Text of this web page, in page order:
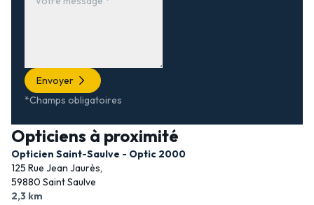
Envoyer
*Champs obligatoires
Opticiens à proximité
Opticien Saint-Saulve - Optic 2000
125 Rue Jean Jaurès,
59880 Saint Saulve
2,3 km